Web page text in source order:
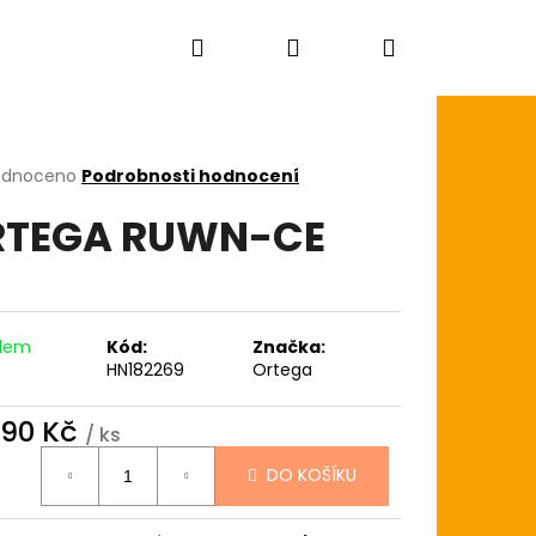
Hledat PřihlášeníNákupní
Podrobnosti hodnocení
RUWN-CE
Kód:
HN182269
Značka:
Ortega
Kč / ks
DO KOŠÍKU
SKIN+ COATED